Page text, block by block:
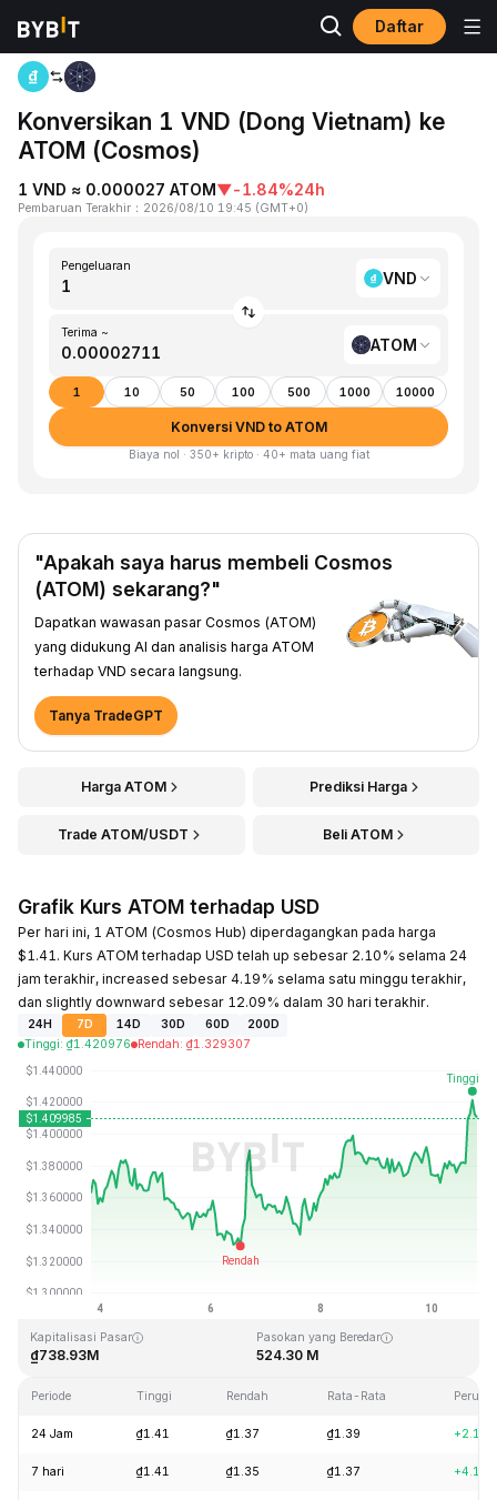
Daftar
Beranda
Konversikan 1 VND (Dong Vietnam) ke
ATOM (Cosmos)
1 VND ≈ 0.000027 ATOM▼-1.84%24h
Pembaruan Terakhir ： 2026/08/10 19:45 (GMT+0)
Pengeluaran
VND
Terima ~
ATOM
1 10 50 100 500 1000 10000
Konversi VND to ATOM
Biaya nol · 350+ kripto · 40+ mata uang fiat
"Apakah saya harus membeli Cosmos
(ATOM) sekarang?"
Dapatkan wawasan pasar Cosmos (ATOM)
yang didukung AI dan analisis harga ATOM
terhadap VND secara langsung.
Tanya TradeGPT
Harga ATOM Prediksi Harga
Trade ATOM/USDT Beli ATOM
Grafik Kurs ATOM terhadap USD
Per hari ini, 1 ATOM (Cosmos Hub) diperdagangkan pada harga
$1.41. Kurs ATOM terhadap USD telah up sebesar 2.10% selama 24
jam terakhir, increased sebesar 4.19% selama satu minggu terakhir,
dan slightly downward sebesar 12.09% dalam 30 hari terakhir.
24H 7D 14D 30D 60D
200D
Tinggi: ₫1.420976 Rendah: ₫1.329307
Terakhir Diperbarui: 2026-08-10, 19:45 GMT+0
Rekor Tertinggi (ATH)
Kapitalisasi Pasar
₫738.93M
Pasokan yang Beredar
524.30 M
Periode Tinggi Rendah Rata-Rata
24 Jam ₫1.41 ₫1.37 ₫1.39
7 hari ₫1.41 ₫1.35 ₫1.37